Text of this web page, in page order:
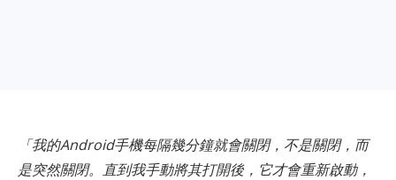
「我的Android手機每隔幾分鐘就會關閉，不是關閉，而
是突然關閉。直到我手動將其打開後，它才會重新啟動，